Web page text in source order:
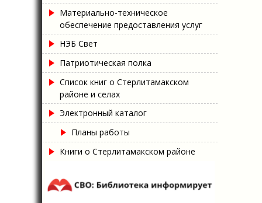
Материально-техническое
обеспечение предоставления услуг
НЭБ Свет
Патриотическая полка
Список книг о Стерлитамакском
районе и селах
Электронный каталог
Планы работы
Книги о Стерлитамакском районе